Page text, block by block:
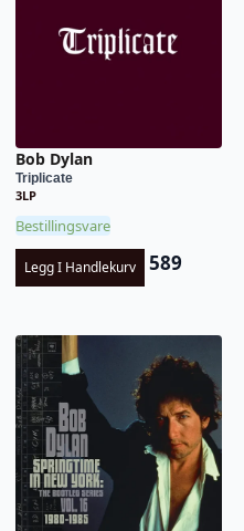
Bob Dylan
Triplicate
3LP
Bestillingsvare
Legg I Handlekurv 589